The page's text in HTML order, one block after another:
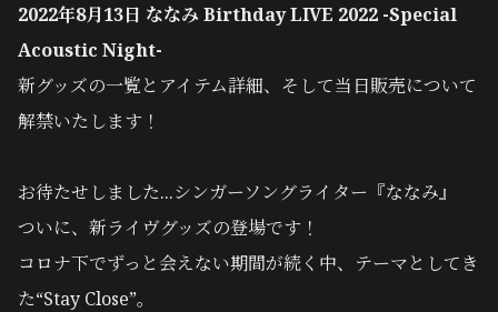
2022年8月13日 ななみ Birthday LIVE 2022 -Special
Acoustic Night-
新グッズの一覧とアイテム詳細、そして当日販売について
解禁いたします！
お待たせしました...シンガーソングライター『ななみ』
ついに、新ライヴグッズの登場です！
コロナ下でずっと会えない期間が続く中、テーマとしてき
た“Stay Close”。